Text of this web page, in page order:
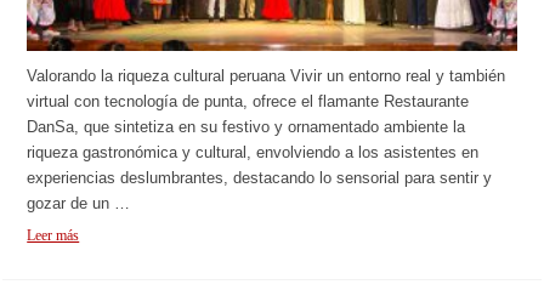
Valorando la riqueza cultural peruana Vivir un entorno real y también
virtual con tecnología de punta, ofrece el flamante Restaurante
DanSa, que sintetiza en su festivo y ornamentado ambiente la
riqueza gastronómica y cultural, envolviendo a los asistentes en
experiencias deslumbrantes, destacando lo sensorial para sentir y
gozar de un …
Leer más